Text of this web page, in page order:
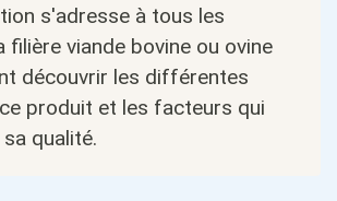
s'adresse à tous les
filière viande bovine ou ovine
découvrir les différentes
produit et les facteurs qui
qualité.